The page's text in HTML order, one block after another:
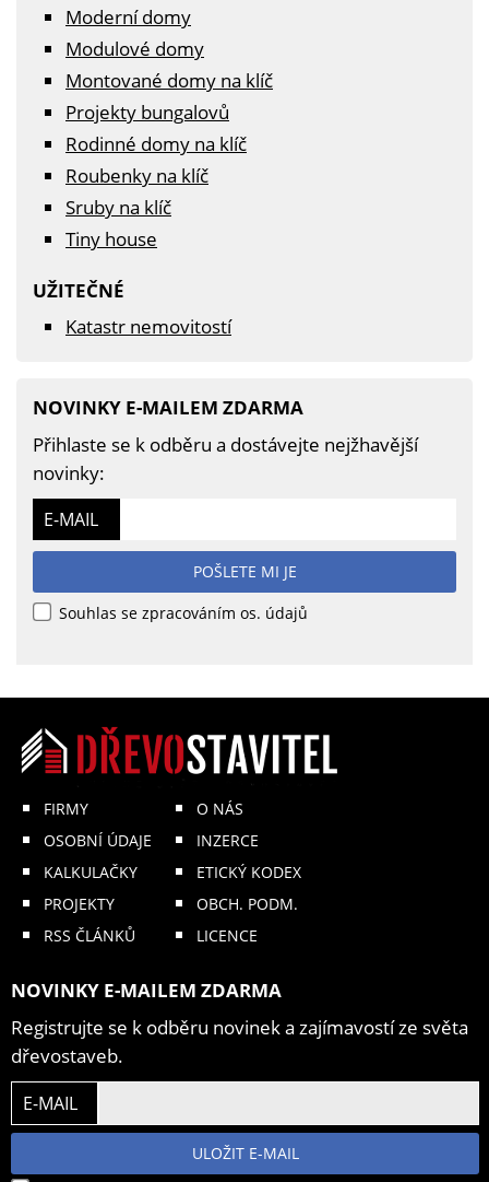
Moderní domy
Modulové domy
Montované domy na klíč
Projekty bungalovů
Rodinné domy na klíč
Roubenky na klíč
Sruby na klíč
Tiny house
UŽITEČNÉ
Katastr nemovitostí
NOVINKY E-MAILEM ZDARMA
Přihlaste se k odběru a dostávejte nejžhavější
novinky:
E-MAIL
POŠLETE MI JE
Souhlas se zpracováním os. údajů
FIRMY
OSOBNÍ ÚDAJE
KALKULAČKY
PROJEKTY
RSS ČLÁNKŮ
O NÁS
INZERCE
ETICKÝ KODEX
OBCH. PODM.
LICENCE
NOVINKY E-MAILEM ZDARMA
Registrujte se k odběru novinek a zajímavostí ze světa
dřevostaveb.
E-MAIL
ULOŽIT E-MAIL